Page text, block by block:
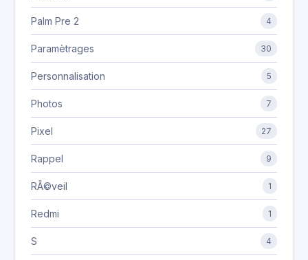
Palm Pre 2 4
Paramètrages 30
Personnalisation 5
Photos 7
Pixel 27
Rappel 9
RÃ©veil 1
Redmi 1
S 4